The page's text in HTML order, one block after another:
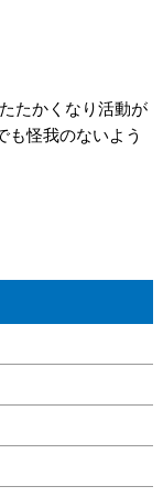
たかくなり活動が
も怪我のないよう